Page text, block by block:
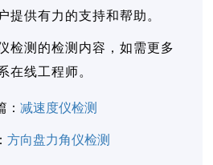
提供有力的支持和帮助。
检测的检测内容，如需更多
在线工程师。
： 减速度仪检测
方向盘力角仪检测